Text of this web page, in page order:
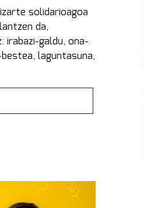
solidarioagoa
da,
irabazi-galdu, ona-
laguntasuna,